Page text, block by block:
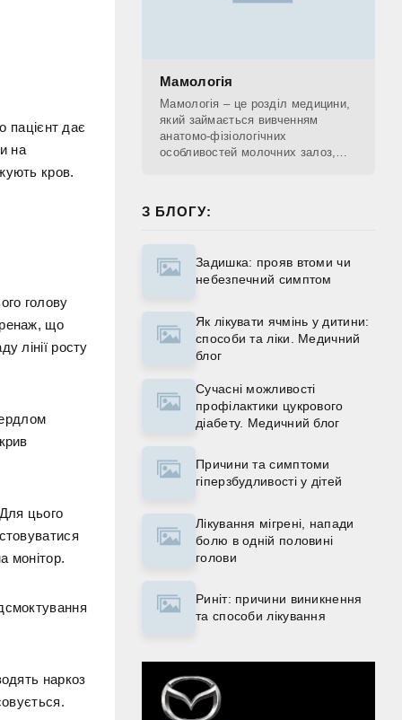
пацієнт дає
на
кров.
голову
що
лінії росту
цього
монітор.
наркоз
Мамологія
Мамологія – це розділ медицини,
який займається вивченням
анатомо-фізіологічних
особливостей молочних залоз,
З БЛОГУ:
Задишка: прояв втоми чи
небезпечний симптом
Як лікувати ячмінь у дитини:
способи та ліки. Медичний
блог
Сучасні можливості
профілактики цукрового
діабету. Медичний блог
Причини та симптоми
гіперзбудливості у дітей
Лікування мігрені, напади
болю в одній половині
голови
Риніт: причини виникнення
та способи лікування